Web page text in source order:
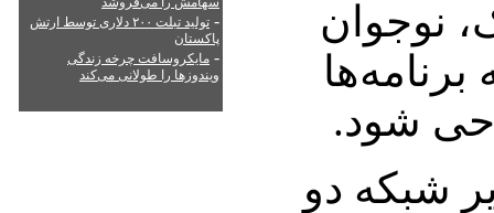
-
تولید تبلت ۲۰۰ دلاری توسط ارتش
پاکستان
- مایکروسافت چرخه زندگی
ویندوزها را طولانی می‌کند
نوجوان
شود.
شبکه دو